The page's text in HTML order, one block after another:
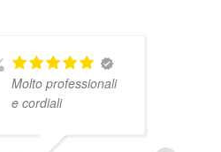
Molto professionali
e cordiali